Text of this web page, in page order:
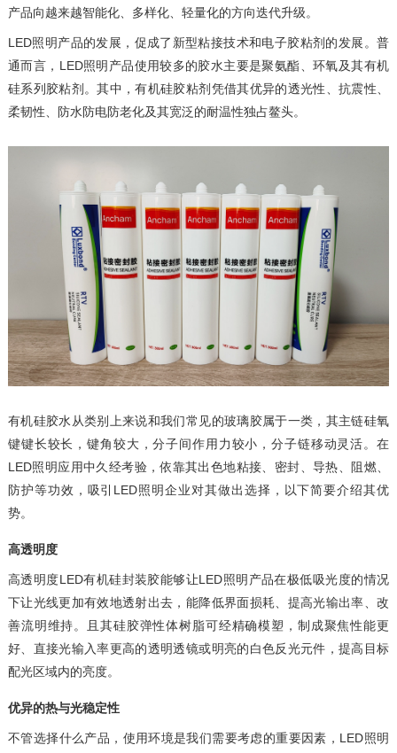
产品向越来越智能化、多样化、轻量化的方向迭代升级。
LED照明产品的发展，促成了新型粘接技术和电子胶粘剂的发展。普
通而言，LED照明产品使用较多的胶水主要是聚氨酯、环氧及其有机
硅系列胶粘剂。其中，有机硅胶粘剂凭借其优异的透光性、抗震性、
柔韧性、防水防电防老化及其宽泛的耐温性独占鳌头。
有机硅胶水从类别上来说和我们常见的玻璃胶属于一类，其主链硅氧
键键长较长，键角较大，分子间作用力较小，分子链移动灵活。在
LED照明应用中久经考验，依靠其出色地粘接、密封、导热、阻燃、
防护等功效，吸引LED照明企业对其做出选择，以下简要介绍其优
势。
高透明度
高透明度LED有机硅封装胶能够让LED照明产品在极低吸光度的情况
下让光线更加有效地透射出去，能降低界面损耗、提高光输出率、改
善流明维持。且其硅胶弹性体树脂可经精确模塑，制成聚焦性能更
好、直接光输入率更高的透明透镜或明亮的白色反光元件，提高目标
配光区域内的亮度。
优异的热与光稳定性
不管选择什么产品，使用环境是我们需要考虑的重要因素，LED照明